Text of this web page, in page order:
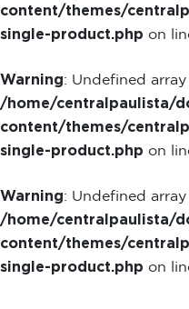
content/themes/
single-product.php on
Warning: Undefined
/home/centralpaulista/
content/themes/
single-product.php on
Warning: Undefined
/home/centralpaulista/
content/themes/
single-product.php on